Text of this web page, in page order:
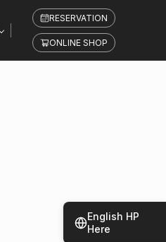
RESERVATION
ONLINE SHOP
English HP
Here